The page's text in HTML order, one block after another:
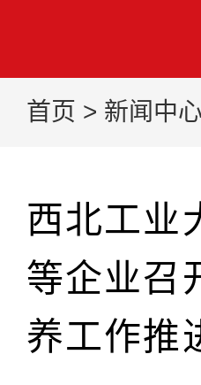
首页 > 新闻中心
西北工业
等企业召
养工作推